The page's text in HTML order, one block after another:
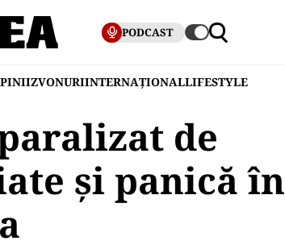
PODCAST
ZVONURIINTERNAȚIONALLIFESTYLE
de
și panică în